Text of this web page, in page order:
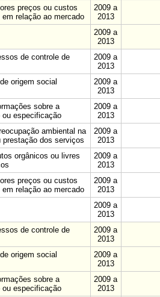
preços ou custos
relação ao mercado
2009 a
2013
2009 a
2013
de controle de
2009 a
2013
origem social
2009 a
2013
sobre a
ou especificação
2009 a
2013
ambiental na
prestação dos serviços
2009 a
2013
orgânicos ou livres
2009 a
2013
preços ou custos
relação ao mercado
2009 a
2013
2009 a
2013
de controle de
2009 a
2013
origem social
2009 a
2013
sobre a
ou especificação
2009 a
2013